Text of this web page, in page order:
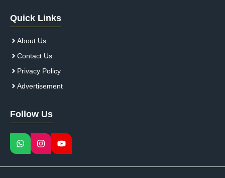
Quick Links
About Us
Contact Us
Privacy Policy
Advertisement
Follow Us